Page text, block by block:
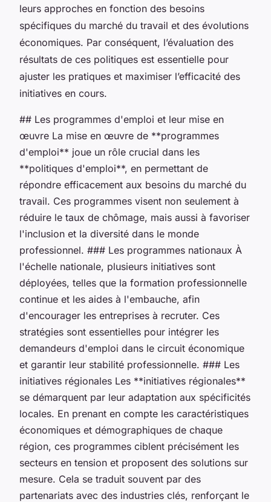
leurs approches en fonction des besoins
spécifiques du marché du travail et des évolutions
économiques. Par conséquent, l’évaluation des
résultats de ces politiques est essentielle pour
ajuster les pratiques et maximiser l’efficacité des
initiatives en cours.
## Les programmes d'emploi et leur mise en
œuvre La mise en œuvre de **programmes
d'emploi** joue un rôle crucial dans les
**politiques d'emploi**, en permettant de
répondre efficacement aux besoins du marché du
travail. Ces programmes visent non seulement à
réduire le taux de chômage, mais aussi à favoriser
l'inclusion et la diversité dans le monde
professionnel. ### Les programmes nationaux À
l'échelle nationale, plusieurs initiatives sont
déployées, telles que la formation professionnelle
continue et les aides à l'embauche, afin
d'encourager les entreprises à recruter. Ces
stratégies sont essentielles pour intégrer les
demandeurs d'emploi dans le circuit économique
et garantir leur stabilité professionnelle. ### Les
initiatives régionales Les **initiatives régionales**
se démarquent par leur adaptation aux spécificités
locales. En prenant en compte les caractéristiques
économiques et démographiques de chaque
région, ces programmes ciblent précisément les
secteurs en tension et proposent des solutions sur
mesure. Cela se traduit souvent par des
partenariats avec des industries clés, renforçant le